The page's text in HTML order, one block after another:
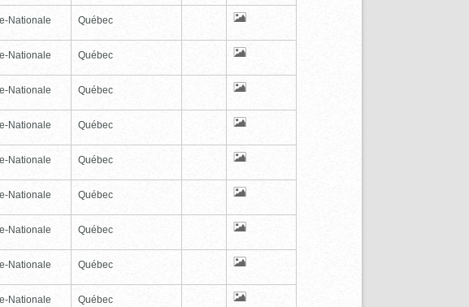
Nationale Québec
Nationale Québec
Nationale Québec
Nationale Québec
Nationale Québec
Nationale Québec
Nationale Québec
Nationale Québec
Nationale Québec